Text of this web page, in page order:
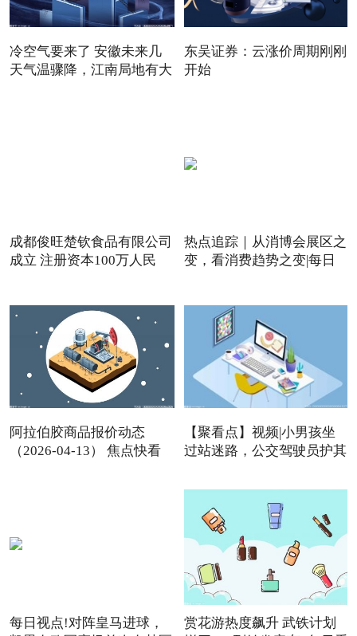
冷空气要来了 安徽未来几
天气温骤降，江南局地有大
东吴证券：云涨价周期刚刚
开始
成都俊旺楚钦食品有限公司
成立 注册资本100万人民
热点追踪｜从消博会展区之
变，看消费趋势之变|每日
阿拉伯胶商品报价动态
（2026-04-13） 焦点快看
【聚看点】视频|小男孩坐
过站迷路，公交驾驶员护其
每日视点!对阵皇马进球，
赏花游热度飙升 武铁计划